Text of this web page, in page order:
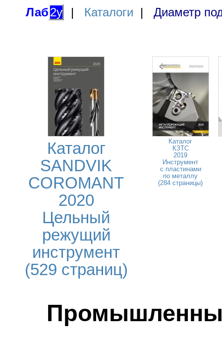
Лаб2у | Каталоги | Диаметр
Каталог
SANDVIK
COROMANT
2020
Цельный
режущий
инструмент
(529 страниц)
Каталог
КЗТС
2019
Инструмент
с пластинами
по металлу
(284 страницы)